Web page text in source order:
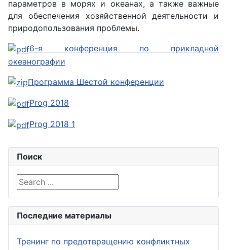
параметров в морях и океанах, а также важные
для обеспечения хозяйственной деятельности и
природопользования проблемы.
6-я конференция по прикладной
океанографии
Программа Шестой конференции
Prog 2018
Prog 2018 1
Поиск
Search ...
Последние материалы
Тренинг по предотвращению конфликтных